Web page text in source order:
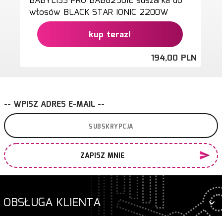
włosów BLACK STAR IONIC 2200W
kup teraz!
194,00 PLN
-- WPISZ ADRES E-MAIL --
ZAPISZ MNIE
OBSŁUGA KLIENTA